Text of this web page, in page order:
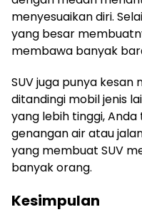
menyesuaikan diri.
yang besar
membawa banyak
SUV juga punya
ditandingi mobil jenis
yang lebih tinggi,
genangan air atau
yang membuat SUV
banyak orang.
Kesimpulan